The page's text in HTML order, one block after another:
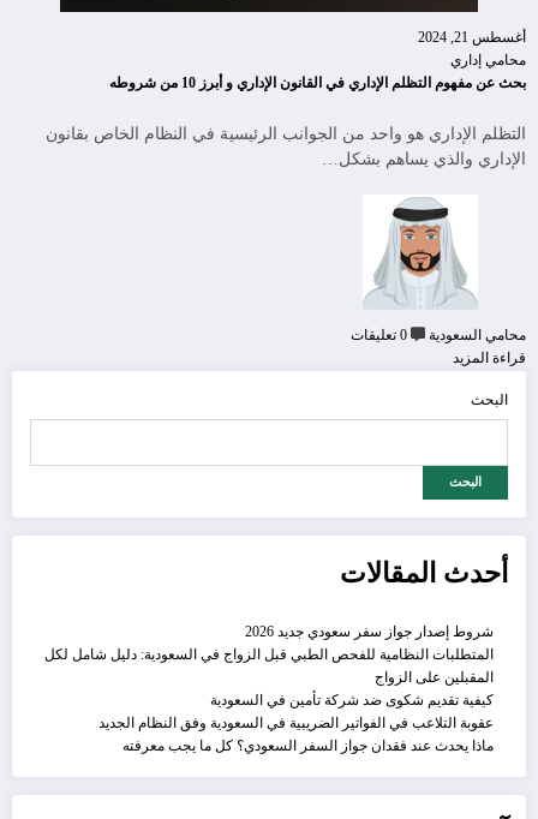
أغسطس 21, 2024
محامي إداري
بحث عن مفهوم التظلم الإداري في القانون الإداري و أبرز 10 من شروطه
التظلم الإداري هو واحد من الجوانب الرئيسية في النظام الخاص بقانون
الإداري والذي يساهم بشكل…
محامي السعودية
0 تعليقات
قراءة المزيد
البحث
البحث
أحدث المقالات
شروط إصدار جواز سفر سعودي جديد 2026
المتطلبات النظامية للفحص الطبي قبل الزواج في السعودية: دليل شامل لكل
المقبلين على الزواج
كيفية تقديم شكوى ضد شركة تأمين في السعودية
عقوبة التلاعب في الفواتير الضريبية في السعودية وفق النظام الجديد
ماذا يحدث عند فقدان جواز السفر السعودي؟ كل ما يجب معرفته